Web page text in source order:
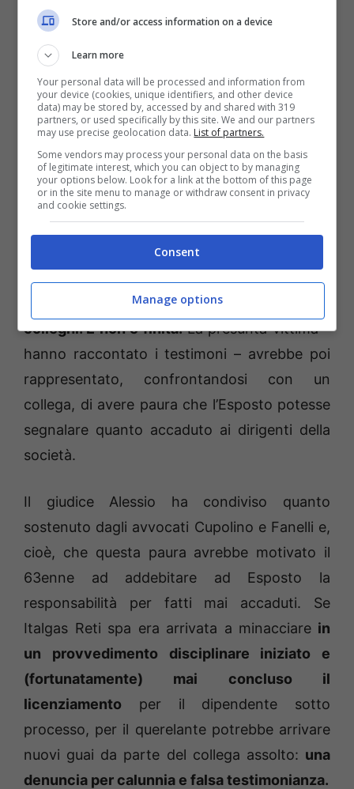
Avvocato Luca Cupolino
Alcuni testimoni, per lo più dipendenti della
struttura gaetana di Italgas Reti spa , sotto
giuramento hanno dichiarato comeP.A.
(difeso dall’avvocato Francesco Di Ciollo)
fosse solito intrattenere, sul luogo di lavoro –
in particolare nella stanza del responsabile –
donne, incontri ripresi e poi mostrati agli altri
colleghi. E non è finita.La presunta vittima –
hanno raccontato i testimoni – avrebbe poi
rappresentato, confrontandosi con un
collega, di avere paura che l’Esposto potesse
segnalare quanto accaduto ai dirigenti della
società.
Il giudice Alessio ha condiviso quanto
sostenuto dagli avvocati Cupolino e Fanelli e,
cioè, che questa paura avrebbe motivato il
63enne ad addebitare ad Esposto la
responsabilità per fatti mai accaduti. Se
Italgas Reti spa era arrivata a minacciare in
un provvedimento disciplinare iniziato e
(fortunatamente) mai concluso il
licenziamento per il dipendente sotto
processo, per il querelante potrebbe arrivare
nuovi guai da parte del collega assolto: una
denuncia per calunnia e falsa testimonianza.
Store and/or access information on a device
Learn more
Your personal data will be processed and information from
your device (cookies, unique identifiers, and other device
data) may be stored by, accessed by and shared with 319
partners, or used specifically by this site. We and our partners
may use precise geolocation data. List of partners.
Some vendors may process your personal data on the basis
of legitimate interest, which you can object to by managing
your options below. Look for a link at the bottom of this page
or in the site menu to manage or withdraw consent in privacy
and cookie settings.
Consent
Manage options